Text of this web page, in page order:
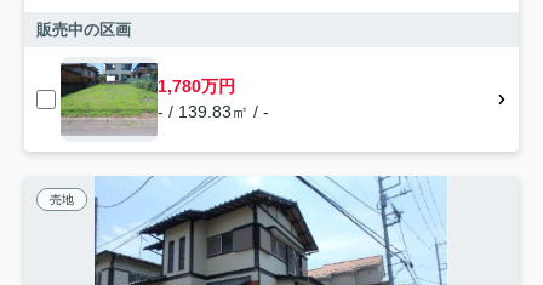
販売中の区画
1,780万円
- / 139.83㎡ / -
売地